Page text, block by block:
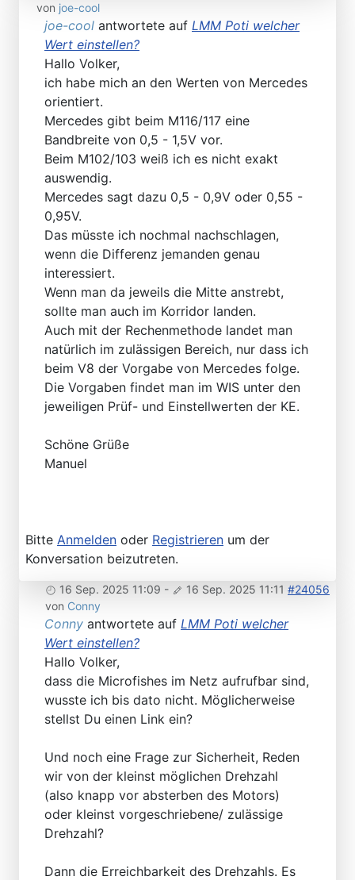
von joe-cool
joe-cool antwortete auf LMM Poti welcher
Wert einstellen?
Hallo Volker,
ich habe mich an den Werten von Mercedes
orientiert.
Mercedes gibt beim M116/117 eine
Bandbreite von 0,5 - 1,5V vor.
Beim M102/103 weiß ich es nicht exakt
auswendig.
Mercedes sagt dazu 0,5 - 0,9V oder 0,55 -
0,95V.
Das müsste ich nochmal nachschlagen,
wenn die Differenz jemanden genau
interessiert.
Wenn man da jeweils die Mitte anstrebt,
sollte man auch im Korridor landen.
Auch mit der Rechenmethode landet man
natürlich im zulässigen Bereich, nur dass ich
beim V8 der Vorgabe von Mercedes folge.
Die Vorgaben findet man im WIS unter den
jeweiligen Prüf- und Einstellwerten der KE.
Schöne Grüße
Manuel
Bitte Anmelden oder Registrieren um der
Konversation beizutreten.
16 Sep. 2025 11:09 - 16 Sep. 2025 11:11 #24056
von Conny
Conny antwortete auf LMM Poti welcher
Wert einstellen?
Hallo Volker,
dass die Microfishes im Netz aufrufbar sind,
wusste ich bis dato nicht. Möglicherweise
stellst Du einen Link ein?
Und noch eine Frage zur Sicherheit, Reden
wir von der kleinst möglichen Drehzahl
(also knapp vor absterben des Motors)
oder kleinst vorgeschriebene/ zulässige
Drehzahl?
Dann die Erreichbarkeit des Drehzahls. Es